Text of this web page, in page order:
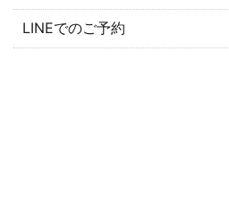
LINEでのご予約